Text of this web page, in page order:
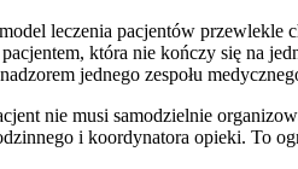
leczenia pacjentów przewlekle
która nie kończy się na
jednego zespołu
nie musi samodzielnie
i koordynatora opieki. To